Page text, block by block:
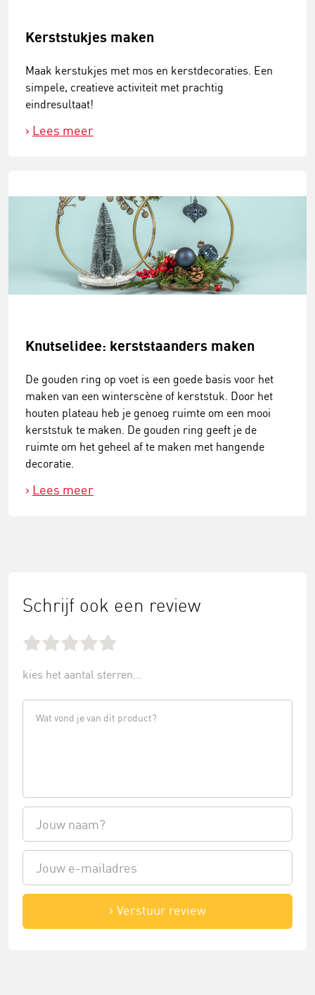
Kerststukjes maken
Maak kerstukjes met mos en kerstdecoraties. Een
simpele, creatieve activiteit met prachtig
eindresultaat!
Lees meer
Knutselidee: kerststaanders maken
De gouden ring op voet is een goede basis voor het
maken van een winterscène of kerststuk. Door het
houten plateau heb je genoeg ruimte om een mooi
kerststuk te maken. De gouden ring geeft je de
ruimte om het geheel af te maken met hangende
decoratie.
Lees meer
Schrijf ook een review
kies het aantal sterren...
Verstuur review